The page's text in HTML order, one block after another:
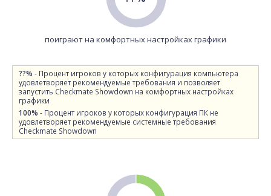
поиграют на комфортных настройках графики
??% - Процент игроков у которых конфигурация компьютера
удовлетворяет рекомендуемые требования и позволяет
запустить Checkmate Showdown на комфортных настройках
графики
100% - Процент игроков у которых конфигурация ПК не
удовлетворяет рекомендуемые системные требования
Checkmate Showdown